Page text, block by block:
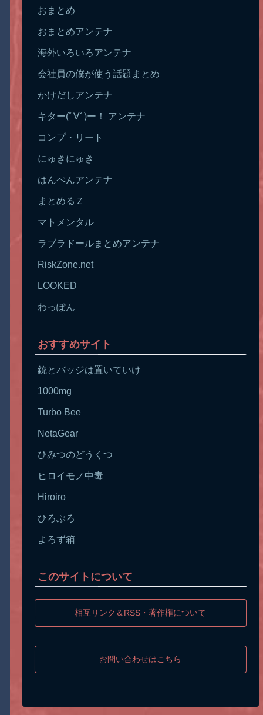
おまとめ
おまとめアンテナ
海外いろいろアンテナ
会社員の僕が使う話題まとめ
かけだしアンテナ
キター(ﾟ∀ﾟ)ー！ アンテナ
コンプ・リート
にゅきにゅき
はんぺんアンテナ
まとめるＺ
マトメンタル
ラブラドールまとめアンテナ
RiskZone.net
LOOKED
わっぽん
おすすめサイト
銃とバッジは置いていけ
1000mg
Turbo Bee
NetaGear
ひみつのどうくつ
ヒロイモノ中毒
Hiroiro
ひろぶろ
よろず箱
このサイトについて
相互リンク＆RSS・著作権について
お問い合わせはこちら